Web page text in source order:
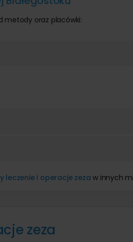
metody oraz placówki:
leczenie i operacje zezaw innych
zeza